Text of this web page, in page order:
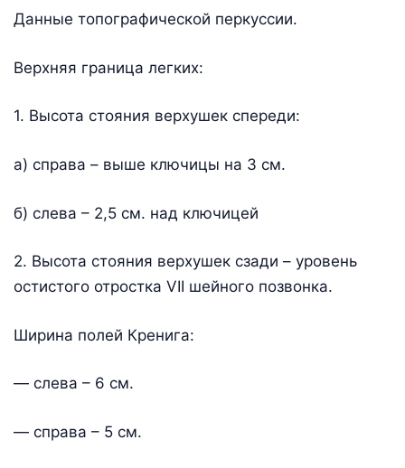
Данные топографической перкуссии.
Верхняя граница легких:
1. Высота стояния верхушек спереди:
а) справа – выше ключицы на 3 см.
б) слева – 2,5 см. над ключицей
2. Высота стояния верхушек сзади – уровень
остистого отростка VII шейного позвонка.
Ширина полей Кренига:
— слева – 6 см.
— справа – 5 см.